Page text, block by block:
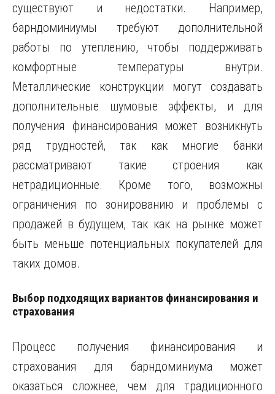
существуют и недостатки. Например,
барндоминиумы требуют дополнительной
работы по утеплению, чтобы поддерживать
комфортные температуры внутри.
Металлические конструкции могут создавать
дополнительные шумовые эффекты, и для
получения финансирования может возникнуть
ряд трудностей, так как многие банки
рассматривают такие строения как
нетрадиционные. Кроме того, возможны
ограничения по зонированию и проблемы с
продажей в будущем, так как на рынке может
быть меньше потенциальных покупателей для
таких домов.
Выбор подходящих вариантов финансирования и
страхования
Процесс получения финансирования и
страхования для барндоминиума может
оказаться сложнее, чем для традиционного